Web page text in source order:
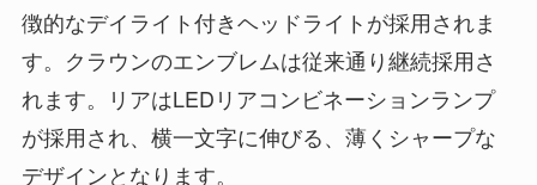
徴的なデイライト付きヘッドライトが採用されま
す。クラウンのエンブレムは従来通り継続採用さ
れます。リアはLEDリアコンビネーションランプ
が採用され、横一文字に伸びる、薄くシャープな
デザインとなります。